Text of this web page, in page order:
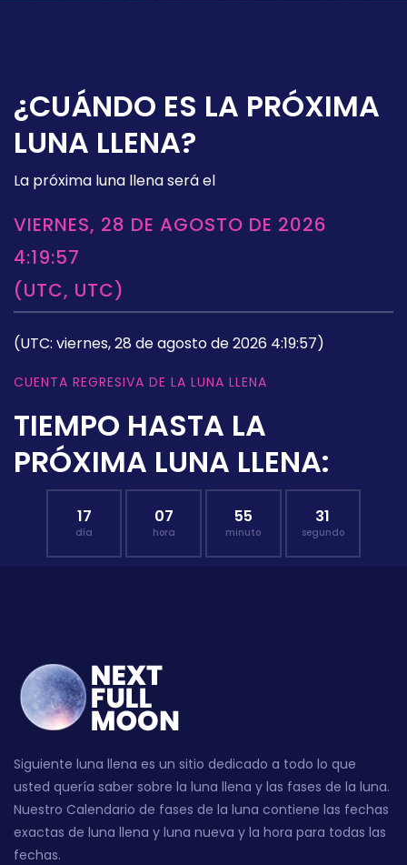
¿CUÁNDO ES LA PRÓXIMA
LUNA LLENA?
La próxima luna llena será el
VIERNES, 28 DE AGOSTO DE 2026
4:19:57
(UTC, UTC)
(UTC: viernes, 28 de agosto de 2026 4:19:57)
CUENTA REGRESIVA DE LA LUNA LLENA
TIEMPO HASTA LA
PRÓXIMA LUNA LLENA:
17
día
07
hora
55
minuto
30
segundo
Siguiente luna llena es un sitio dedicado a todo lo que
usted quería saber sobre la luna llena y las fases de la luna.
Nuestro Calendario de fases de la luna contiene las fechas
exactas de luna llena y luna nueva y la hora para todas las
fechas.